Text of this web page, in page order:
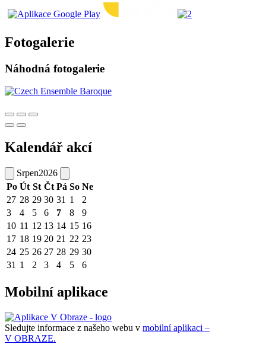
Fotogalerie
Náhodná fotogalerie
Kalendář akcí
Srpen2026
Po Út St Čt Pá So Ne
27 28 29 30 31 1
2
3
4 5 6 7 8
9
10 11 12 13 14 15 16
17 18 19 20 21 22 23
24 25 26 27 28 29 30
31 1 2 3 4 5 6
Mobilní aplikace
Sledujte informace z našeho webu v mobilní aplikaci –
V OBRAZE.